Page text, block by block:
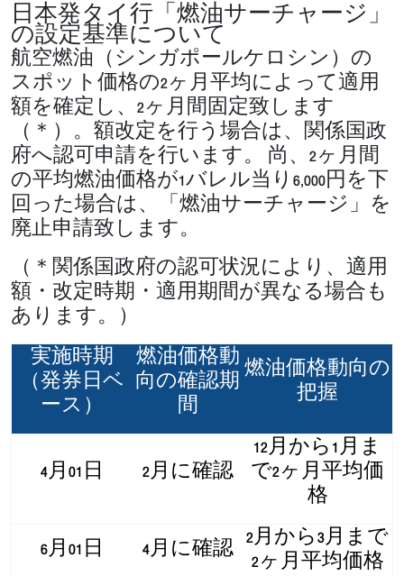
日本発タイ行「燃油サーチャージ」
の設定基準について
航空燃油（シンガポールケロシン）の
スポット価格の2ヶ月平均によって適用
額を確定し、2ヶ月間固定致します
（＊）。額改定を行う場合は、関係国政
府へ認可申請を行います。 尚、2ヶ月間
の平均燃油価格が1バレル当り6,000円を下
回った場合は、「燃油サーチャージ」を
廃止申請致します。
（＊関係国政府の認可状況により、適用
額・改定時期・適用期間が異なる場合も
あります。）
実施時期
（発券日ベ
ース）
燃油価格動
向の確認期
間
燃油価格動向の
把握
4月01日 2月に確認
12月から1月ま
で2ヶ月平均価
格
6月01日 4月に確認 2月から3月まで
2ヶ月平均価格